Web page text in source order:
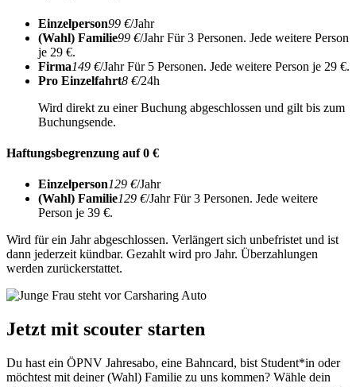
Einzelperson99 €/Jahr
(Wahl) Familie99 €/JahrFür 3 Personen. Jede weitere Person
je 29 €.
Firma149 €/JahrFür 5 Personen. Jede weitere Person je 29 €.
Pro Einzelfahrt8 €/24h
Wird direkt zu einer Buchung abgeschlossen und gilt bis zum
Buchungsende.
Haftungsbegrenzung auf 0 €
Einzelperson129 €/Jahr
(Wahl) Familie129 €/JahrFür 3 Personen. Jede weitere
Person je 39 €.
Wird für ein Jahr abgeschlossen. Verlängert sich unbefristet und ist
dann jederzeit kündbar. Gezahlt wird pro Jahr. Überzahlungen
werden zurückerstattet.
Jetzt mit scouter starten
Du hast ein ÖPNV Jahresabo, eine Bahncard, bist Student*in oder
möchtest mit deiner (Wahl) Familie zu uns kommen? Wähle dein